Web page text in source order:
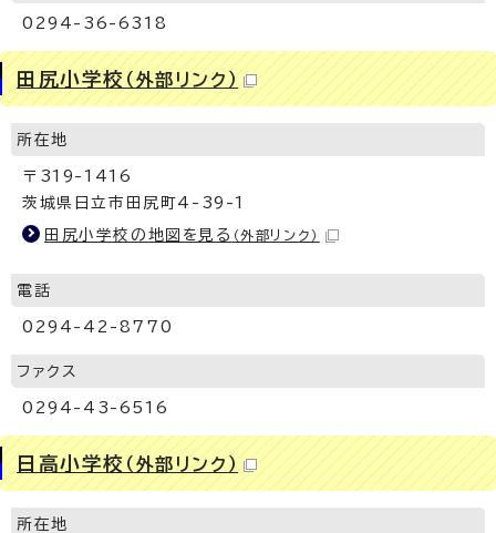
0294-36-6318
田尻小学校 （外部リンク）
所在地
〒319-1416
茨城県日立市田尻町4-39-1
田尻小学校の地図を見る （外部リンク）
電話
0294-42-8770
ファクス
0294-43-6516
日高小学校 （外部リンク）
所在地